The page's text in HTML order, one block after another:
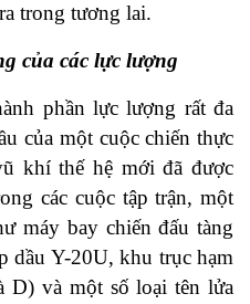
trong tương lai.
của các lực lượng
phần lực lượng rất đa
của một cuộc chiến thực
khí thế hệ mới đã được
các cuộc tập trận, một
máy bay chiến đấu tàng
dầu Y-20U, khu trục hạm
D) và một số loại tên lửa